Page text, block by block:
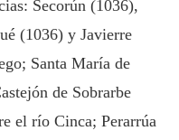
Secorún (1036),
(1036) y Javierre
Santa María de
de Sobrarbe
el río Cinca; Perarrúa